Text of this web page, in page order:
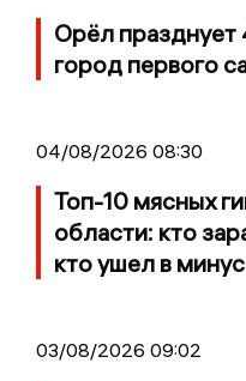
Орёл празднует
город первого
04/08/2026 08:30
Топ-10 мясных
области: кто
кто ушел в минус
03/08/2026 09:02